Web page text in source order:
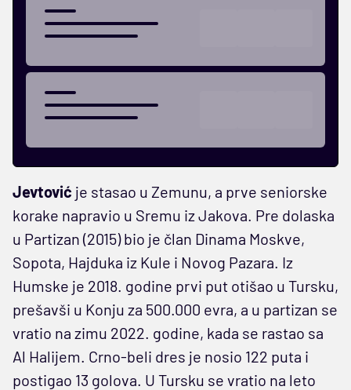
Jevtović je stasao u Zemunu, a prve seniorske
korake napravio u Sremu iz Jakova. Pre dolaska
u Partizan (2015) bio je član Dinama Moskve,
Sopota, Hajduka iz Kule i Novog Pazara. Iz
Humske je 2018. godine prvi put otišao u Tursku,
prešavši u Konju za 500.000 evra, a u partizan se
vratio na zimu 2022. godine, kada se rastao sa
Al Halijem. Crno-beli dres je nosio 122 puta i
postigao 13 golova. U Tursku se vratio na leto